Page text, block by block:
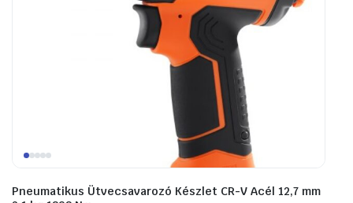
Pneumatikus Ütvecsavarozó Készlet CR-V Acél 12,7 mm